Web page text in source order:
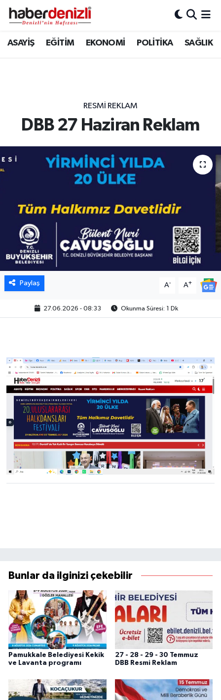
ASAYİŞ EĞİTİM EKONOMİ POLİTİKA SAĞLIK
RESMI REKLAM
DBB 27 Haziran Reklam
Paylaş A- A+
27.06.2026 - 08:33 Okunma Süresi: 1 Dk
Bunlar da ilginizi çekebilir
Pamukkale Belediyesi Kekik
ve Lavanta programı
27 - 28 - 29 - 30 Temmuz
DBB Resmi Reklam
Denizli Nöbetçi Eczaneler
Son Dakika Haberleri